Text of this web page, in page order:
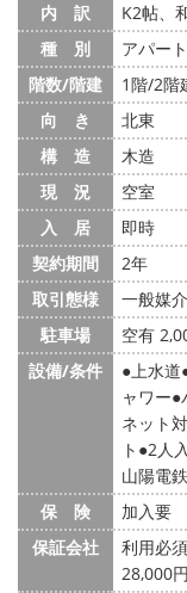
内 訳
K2帖、
種 別
アパート
階数/階建
1階/2階
向 き
北東
構 造
木造
現 況
空室
入 居
即時
契約期間
2年
取引態様
一般媒介
駐車場
空有
設備/条件
上水道
ャワー
ネット
ト 2人
山陽電
保 険
加入要
保証会社
利用必
28,000